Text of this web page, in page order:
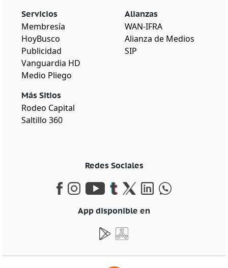
Servicios
Membresía
HoyBusco
Publicidad
Vanguardia HD
Medio Pliego
Más Sitios
Rodeo Capital
Saltillo 360
Alianzas
WAN-IFRA
Alianza de Medios
SIP
Redes Sociales
App disponible en